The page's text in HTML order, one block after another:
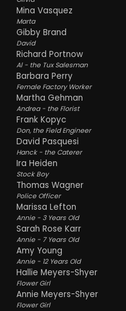
Mina Vasquez
Marta
Gibby Brand
David
Richard Portnow
Al - the Tux Salesman
Barbara Perry
Female Factory Worker
Martha Gehman
Andrea - the Florist
Frank Kopyc
Don, the Field Engineer
David Pasquesi
Hanck - the Caterer
Ira Heiden
Stock Boy
Thomas Wagner
Police Officer
Marissa Lefton
Annie - 3 Years Old
Sarah Rose Karr
Annie - 7 Years Old
Amy Young
Annie - 12 Years Old
Hallie Meyers-Shyer
Flower Girl
Annie Meyers-Shyer
Flower Girl